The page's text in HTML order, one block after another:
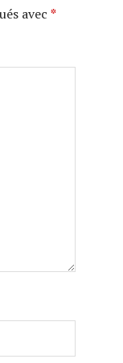
avec *